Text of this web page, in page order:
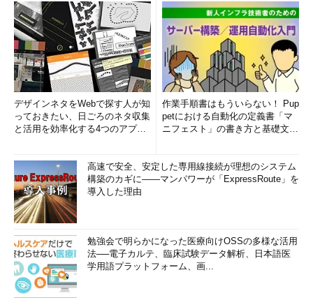
デザインネタをWebで探す人が知
っておきたい、日ごろのネタ収集
と活用を効率化する4つのアプリ
作業手順書はもういらない！ Pup
petにおける自動化の定義書「マ
ニフェスト」の書き方と基礎文法
高速で安全、安定した専用線接続が理想のシステム
構築のカギに――マンパワーが「ExpressRoute」を
導入した理由
勉強会で明らかになった医療向けOSSの多様な活用
法──電子カルテ、臨床試験データ解析、日本語医
学用語プラットフォーム、画...